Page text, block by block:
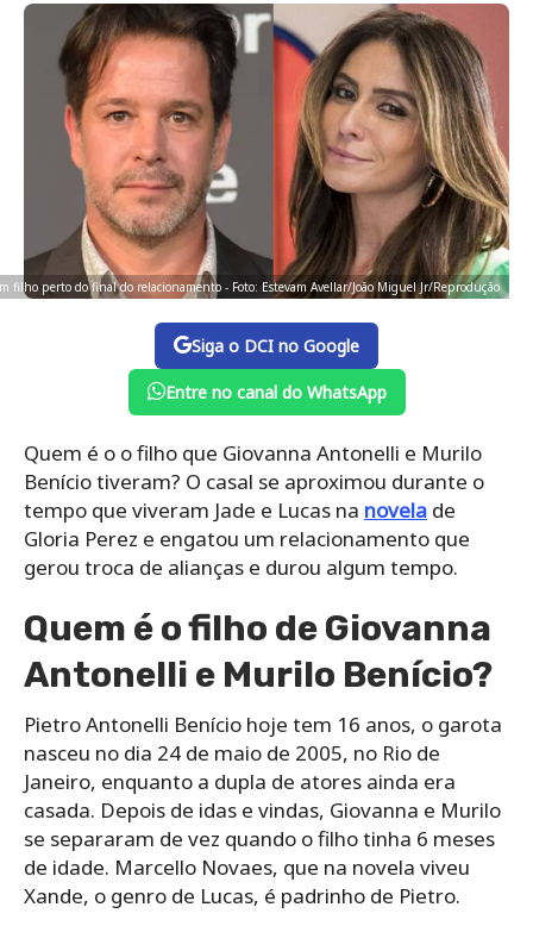
filho perto do final do relacionamento - Foto: Estevam Avellar/João Miguel Jr/Reprodução
Siga o DCI no Google
Entre no canal do WhatsApp
Quem é o o filho que Giovanna Antonelli e Murilo
Benício tiveram? O casal se aproximou durante o
tempo que viveram Jade e Lucas na novela de
Gloria Perez e engatou um relacionamento que
gerou troca de alianças e durou algum tempo.
Quem é o filho de Giovanna
Antonelli e Murilo Benício?
Pietro Antonelli Benício hoje tem 16 anos, o garota
nasceu no dia 24 de maio de 2005, no Rio de
Janeiro, enquanto a dupla de atores ainda era
casada. Depois de idas e vindas, Giovanna e Murilo
se separaram de vez quando o filho tinha 6 meses
de idade. Marcello Novaes, que na novela viveu
Xande, o genro de Lucas, é padrinho de Pietro.